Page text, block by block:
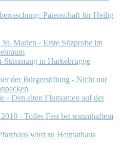
Patenschaft für Heilig
Marien - Erste Sitzprobe im
Stimmung in Harkebrügge
der Bürgerstiftung - Nicht nur
- Den alten Flurnamen auf der
- Tolles Fest bei traumhaftem
wird zu Heimathaus